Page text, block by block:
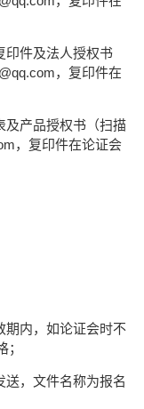
印件及法人授权书
，复印件在
及产品授权书（扫描
，复印件在论证会
期内，如论证会时不
送，文件名称为报名